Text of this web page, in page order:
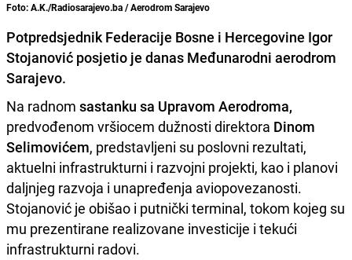
Foto: A.K./Radiosarajevo.ba / Aerodrom Sarajevo
Potpredsjednik Federacije Bosne i Hercegovine Igor
Stojanović posjetio je danas Međunarodni aerodrom
Sarajevo.
Na radnom sastanku sa Upravom Aerodroma,
predvođenom vršiocem dužnosti direktora Dinom
Selimovićem, predstavljeni su poslovni rezultati,
aktuelni infrastrukturni i razvojni projekti, kao i planovi
daljnjeg razvoja i unapređenja aviopovezanosti.
Stojanović je obišao i putnički terminal, tokom kojeg su
mu prezentirane realizovane investicije i tekući
infrastrukturni radovi.